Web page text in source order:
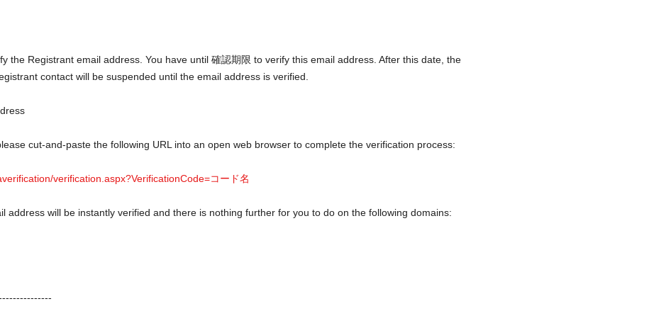
the Registrant email address. You have until 確認期限 to verify this email address. After this date, the
contact will be suspended until the email address is verified.
cut-and-paste the following URL into an open web browser to complete the verification process:
verification.aspx?VerificationCode=コード名
address will be instantly verified and there is nothing further for you to do on the following domains: